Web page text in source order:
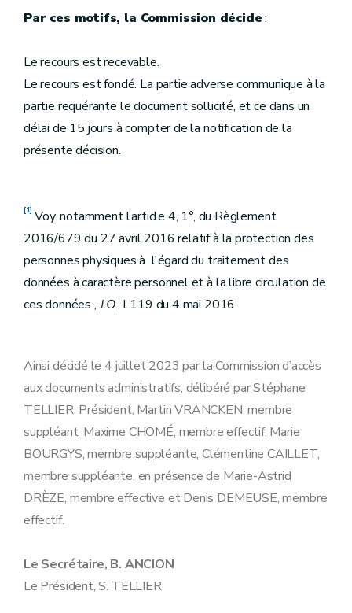
Par ces motifs, la Commission décide:
Le recours est recevable.
Le recours est fondé. La partie adverse communique à la
partie requérante le document sollicité, et ce dans un
délai de 15 jours à compter de la notification de la
présente décision.
[1] Voy. notamment l’article 4, 1°, du Règlement
2016/679 du 27 avril 2016 relatif à la protection des
personnes physiques à l'égard du traitement des
données à caractère personnel et à la libre circulation de
ces données , J.O., L119 du 4 mai 2016.
Ainsi décidé le 4 juillet 2023 par la Commission d’accès
aux documents administratifs, délibéré par Stéphane
TELLIER, Président, Martin VRANCKEN, membre
suppléant, Maxime CHOMÉ, membre effectif, Marie
BOURGYS, membre suppléante, Clémentine CAILLET,
membre suppléante, en présence de Marie-Astrid
DRÈZE, membre effective et Denis DEMEUSE, membre
effectif.
Le Secrétaire, B. ANCION
Le Président, S. TELLIER